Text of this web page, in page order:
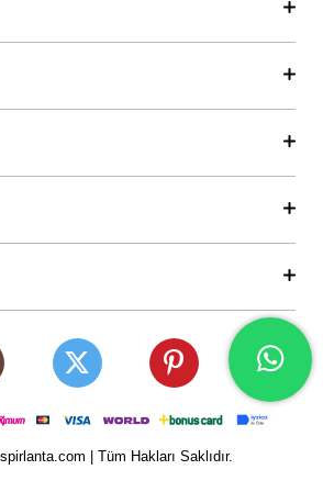
| Tüm Hakları Saklıdır.